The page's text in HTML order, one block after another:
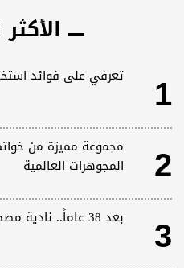
1 تعرفي على فوائد
2
مجموعة مميزة من
المجوهرات العالمية
3 بعد 38 عاماً.. نادية مصطفى تكتشف سرقة أغانيها